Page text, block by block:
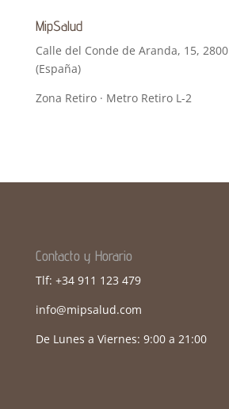
MipSalud
Calle del Conde de Aranda, 15,
(España)
Zona Retiro · Metro Retiro L-2
Contacto y Horario
Tlf: +34 911 123 479
info@mipsalud.com
De Lunes a Viernes: 9:00 a 21:00